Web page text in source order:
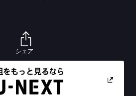
じるあかりの“昔の男”役には、絶大な人気
しみに！
店に勤める２９才。職場では販売員をしてい
買われ、パーティーに出席させられたりも
んなあかりの立場を妬む人間もいるが、実際
られているわけでもなく、人形扱いされてい
も自分が一番よく知っている。プライベート
シェア